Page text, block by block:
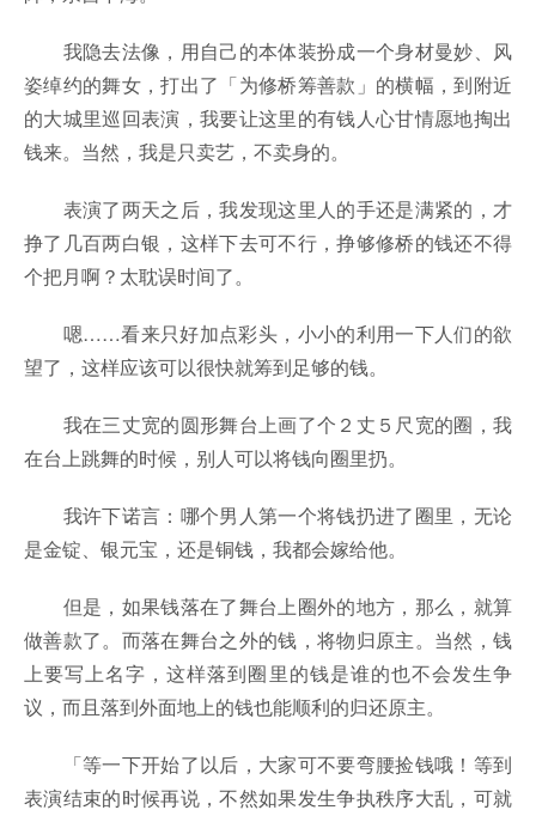
我隐去法像，用自己的本体装扮成一个身材曼妙、风
姿绰约的舞女，打出了「为修桥筹善款」的横幅，到附近
的大城里巡回表演，我要让这里的有钱人心甘情愿地掏出
钱来。当然，我是只卖艺，不卖身的。
表演了两天之后，我发现这里人的手还是满紧的，才
挣了几百两白银，这样下去可不行，挣够修桥的钱还不得
个把月啊？太耽误时间了。
嗯……看来只好加点彩头，小小的利用一下人们的欲
望了，这样应该可以很快就筹到足够的钱。
我在三丈宽的圆形舞台上画了个２丈５尺宽的圈，我
在台上跳舞的时候，别人可以将钱向圈里扔。
我许下诺言：哪个男人第一个将钱扔进了圈里，无论
是金锭、银元宝，还是铜钱，我都会嫁给他。
但是，如果钱落在了舞台上圈外的地方，那么，就算
做善款了。而落在舞台之外的钱，将物归原主。当然，钱
上要写上名字，这样落到圈里的钱是谁的也不会发生争
议，而且落到外面地上的钱也能顺利的归还原主。
「等一下开始了以后，大家可不要弯腰捡钱哦！等到
表演结束的时候再说，不然如果发生争执秩序大乱，可就